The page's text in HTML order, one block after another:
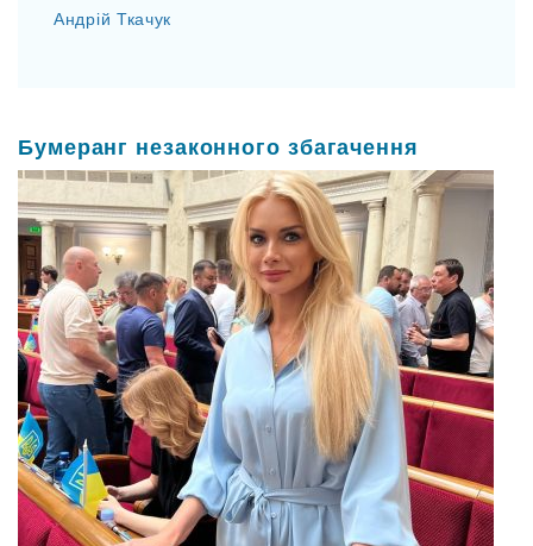
Андрій Ткачук
Бумеранг незаконного збагачення